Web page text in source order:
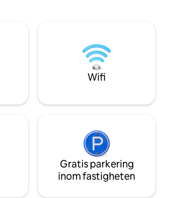
välkomna dig till
Wifi
Gratis parkering
inom fastigheten